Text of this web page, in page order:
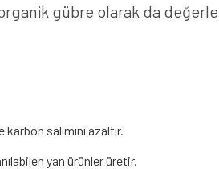
gübre olarak da
salımını azaltır.
yan ürünler üretir.